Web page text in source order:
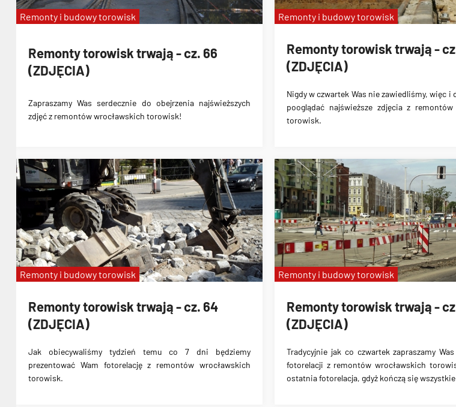
Remonty torowisk trwają - cz. 66
(ZDJĘCIA)
Zapraszamy Was serdecznie do obejrzenia najświeższych
zdjęć z remontów wrocławskich torowisk!
Remonty i budowy torowisk
Remonty torowisk trwają -
(ZDJĘCIA)
Nigdy w czwartek Was nie zawiedliśmy, więc i
pooglądać najświeższe zdjęcia z remontów
torowisk.
Remonty i budowy torowisk
Remonty torowisk trwają - cz. 64
(ZDJĘCIA)
Jak obiecywaliśmy tydzień temu co 7 dni będziemy
prezentować Wam fotorelację z remontów wrocławskich
torowisk.
Remonty i budowy torowisk
Remonty torowisk trwają -
(ZDJĘCIA)
Tradycyjnie jak co czwartek zapraszamy
fotorelacji z remontów wrocławskich
ostatnia fotorelacja, gdyż kończą się
Remonty i budowy torowisk